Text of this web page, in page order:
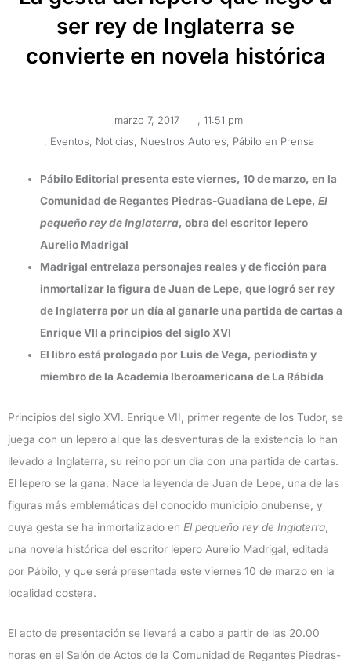
ser rey de Inglaterra se
convierte en novela histórica
marzo 7, 2017 , 11:51 pm
, Eventos, Noticias, Nuestros Autores, Pábilo en Prensa
Pábilo Editorial presenta este viernes, 10 de marzo, en la
Comunidad de Regantes Piedras-Guadiana de Lepe,El
pequeño rey de Inglaterra, obra del escritor lepero
Aurelio Madrigal
Madrigal entrelaza personajes reales y de ficción para
inmortalizar la figura de Juan de Lepe, que logró ser rey
de Inglaterra por un día al ganarle una partida de cartas a
Enrique VII a principios del siglo XVI
El libro está prologado por Luis de Vega, periodista y
miembro de la Academia Iberoamericana de La Rábida
Principios del siglo XVI. Enrique VII, primer regente de los Tudor, se
juega con un lepero al que las desventuras de la existencia lo han
llevado a Inglaterra, su reino por un día con una partida de cartas.
El lepero se la gana. Nace la leyenda de Juan de Lepe, una de las
figuras más emblemáticas del conocido municipio onubense, y
cuya gesta se ha inmortalizado en El pequeño rey de Inglaterra
una novela histórica del escritor lepero Aurelio Madrigal, editada
por Pábilo, y que será presentada este viernes 10 de marzo en la
localidad costera.
El acto de presentación se llevará a cabo a partir de las 20.00
horas en el Salón de Actos de la Comunidad de Regantes Piedras-